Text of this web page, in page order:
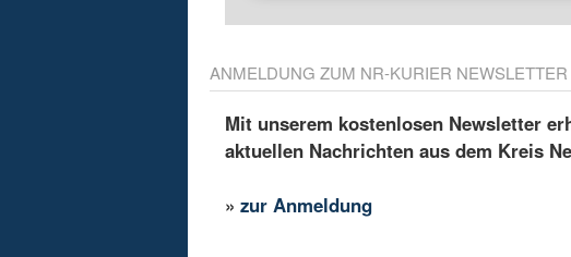
ANMELDUNG ZUM NR-KURIER NEWSLETTER
Mit unserem kostenlosen Newsletter
aktuellen Nachrichten aus dem Kreis
»zur Anmeldung